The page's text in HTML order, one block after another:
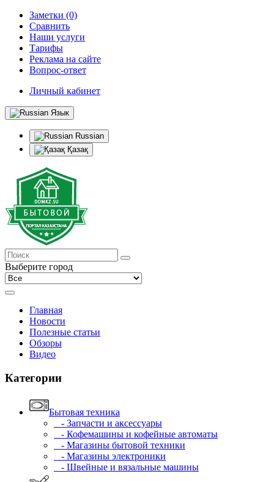
Заметки (0)
Сравнить
Наши услуги
Тарифы
Реклама на сайте
Вопрос-ответ
Личный кабинет
Язык
Russian
Қазақ
Выберите город
Главная
Новости
Полезные статьи
Обзоры
Видео
Категории
Бытовая техника
- Запчасти и аксессуары
- Кофемашины и кофейные автоматы
- Магазины бытовой техники
- Магазины электроники
- Швейные и вязальные машины